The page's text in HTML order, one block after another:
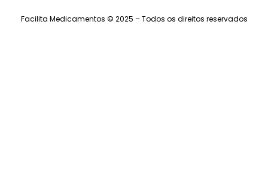
Facilita Medicamentos © 2025 – Todos os direitos reservados